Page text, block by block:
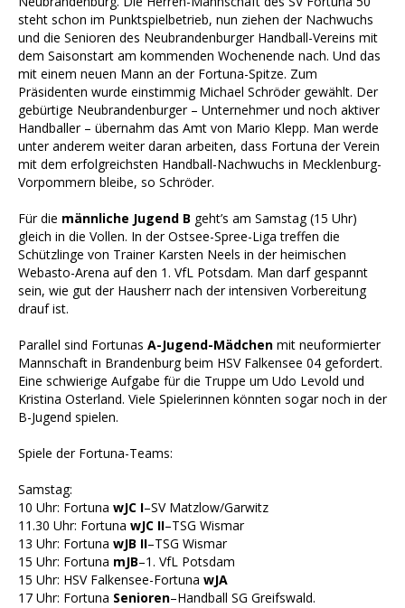
steht schon im Punktspielbetrieb, nun ziehen der Nachwuchs
und die Senioren des Neubrandenburger Handball-Vereins mit
dem Saisonstart am kommenden Wochenende nach. Und das
mit einem neuen Mann an der Fortuna-Spitze. Zum
Präsidenten wurde einstimmig Michael Schröder gewählt. Der
gebürtige Neubrandenburger – Unternehmer und noch aktiver
Handballer – übernahm das Amt von Mario Klepp. Man werde
unter anderem weiter daran arbeiten, dass Fortuna der Verein
mit dem erfolgreichsten Handball-Nachwuchs in Mecklenburg-
Vorpommern bleibe, so Schröder.
Für die männliche Jugend B geht’s am Samstag (15 Uhr)
gleich in die Vollen. In der Ostsee-Spree-Liga treffen die
Schützlinge von Trainer Karsten Neels in der heimischen
Webasto-Arena auf den 1. VfL Potsdam. Man darf gespannt
sein, wie gut der Hausherr nach der intensiven Vorbereitung
drauf ist.
Parallel sind Fortunas A-Jugend-Mädchen mit neuformierter
Mannschaft in Brandenburg beim HSV Falkensee 04 gefordert.
Eine schwierige Aufgabe für die Truppe um Udo Levold und
Kristina Osterland. Viele Spielerinnen könnten sogar noch in der
B-Jugend spielen.
Spiele der Fortuna-Teams:
Samstag:
10 Uhr: Fortuna wJC I–SV Matzlow/Garwitz
11.30 Uhr: Fortuna wJC II–TSG Wismar
13 Uhr: Fortuna wJB II–TSG Wismar
15 Uhr: Fortuna mJB–1. VfL Potsdam
15 Uhr: HSV Falkensee-Fortuna wJA
17 Uhr: Fortuna Senioren–Handball SG Greifswald.